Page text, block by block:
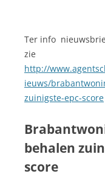
Ter info
zie
http://
ieuws/
zuinigste-epc-score
behalen
score